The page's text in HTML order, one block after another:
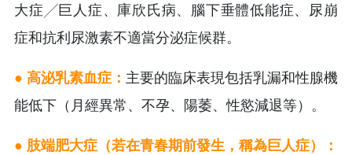
大症╱巨人症、庫欣氏病、腦下垂體低能症、尿崩
症和抗利尿激素不適當分泌症候群。
● 高泌乳素血症： 主要的臨床表現包括乳漏和性腺機
能低下（月經異常、不孕、陽萎、性慾減退等）。
● 肢端肥大症（若在青春期前發生，稱為巨人症）：